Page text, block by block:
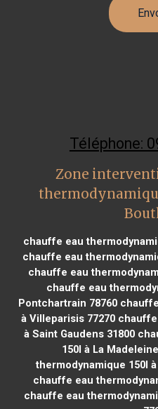
Téléphone:
Zone
chauffe eau
chauffe eau
chauffe eau
chauffe eau
Pontchartrain 78760
à Villeparisis 77270chauffe
à Saint Gaudens 31800
150l à La
thermodynamique 150l
chauffe eau
chauffe eau